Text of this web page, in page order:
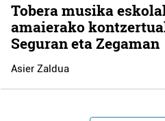
Tobera musika
amaierako
Seguran eta Zegaman
Asier Zaldua